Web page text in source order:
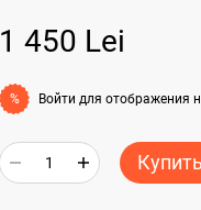
1 450 Lei
% Войти для отображения
Купить